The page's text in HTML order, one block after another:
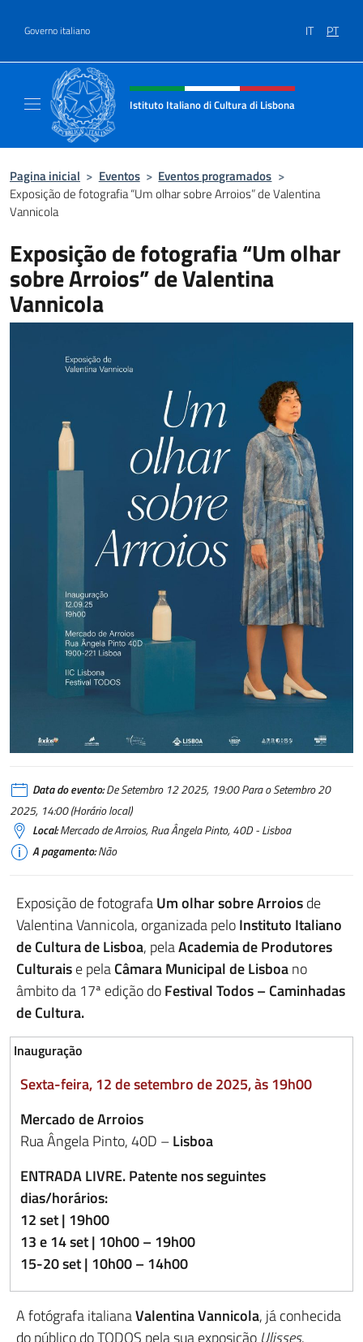
Governo italiano IT PT
Site, social e cabeçalho do menu
Istituto Italiano di Cultura di Lisbona
Pagina inicial > Eventos > Eventos programados >
Exposição de fotografia “Um olhar sobre Arroios” de Valentina
Vannicola
Exposição de fotografia “Um olhar
sobre Arroios” de Valentina
Vannicola
Data do evento:De Setembro 12 2025, 19:00 Para o Setembro 20
2025, 14:00 (Horário local)
Local:Mercado de Arroios, Rua Ângela Pinto, 40D - Lisboa
A pagamento:Não
Exposição de fotografaUm olhar sobre Arroiosde
Valentina Vannicola, organizada peloInstituto Italiano
deCulturadeLisboa, pelaAcademia de Produtores
Culturaise pelaCâmara Municipal de Lisboano
âmbito da 17ª edição doFestival Todos – Caminhadas
de Cultura.
Inauguração
Sexta-feira, 12 de setembro de 2025, às 19h00
Mercado de Arroios
Rua Ângela Pinto, 40D –Lisboa
ENTRADA LIVRE. Patente nos seguintes
dias/horários:
12 set | 19h00
13 e 14 set | 10h00 – 19h00
15-20 set | 10h00 – 14h00
A fotógrafa italianaValentina Vannicola, já conhecida
do público do TODOS pela sua exposição Ulisses.